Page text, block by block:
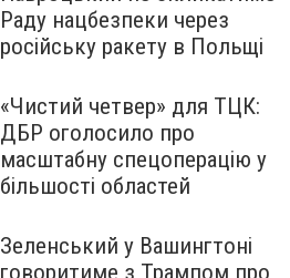
Раду нацбезпеки через
російську ракету в Польщі
«Чистий четвер» для ТЦК:
ДБР оголосило про
масштабну спецоперацію у
більшості областей
Зеленський у Вашингтоні
говоритиме з Трампом про